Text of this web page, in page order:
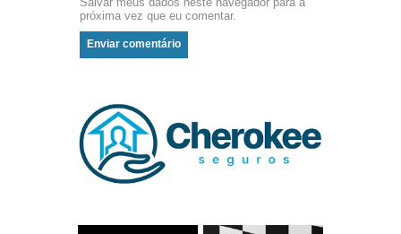
próxima vez que eu comentar.